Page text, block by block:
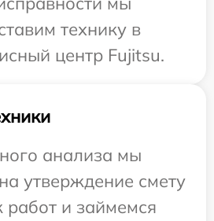
технику в
центр Fujitsu.
анализа мы
утверждение смету
работ и займемся